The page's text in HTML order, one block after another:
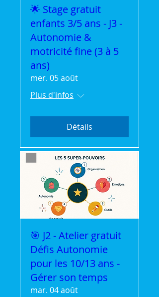
🌟 Stage gratuit
enfants 3/5 ans - J3 -
Autonomie &
motricité fine (3 à 5
ans)
mer. 05 août
Plus d'infos
Détails
🎯 J2 - Atelier gratuit
Défis Autonomie
pour les 10/13 ans -
Gérer son temps
mar. 04 août